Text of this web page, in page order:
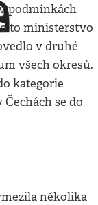
podmínkách
to ministerstvo
v druhé
všech okresů.
kategorie
se do
několika